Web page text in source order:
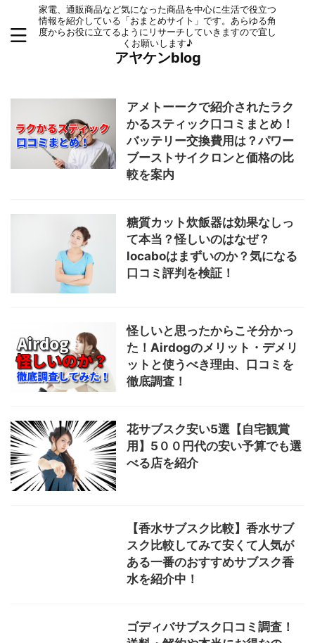
家電、通販商品など気になった商品を中心に生活で役立つ
情報を紹介している「おまとめサイト」です。あらゆる角
度からお役に立てるようにリサーチしていきますので宜し
くお願いします♪
アヤケンblog
アメトーークで紹介されたラク
かるスティック口コミまとめ！
バッテリー交換費用は？パワー
ブーストサイクロンと価格の比
較を案内
糖質カット炊飯器は効果なしっ
て本当？怪しいのはなぜ？
locaboはまずいのか？気になる
口コミ評判を検証！
怪しいと思ったからこそ分かっ
た！Airdogのメリット・デメリ
ットと使うべき理由、口コミを
徹底調査！
花サブスク安い5選【自宅観賞
用】5００円代の安い予算でも選
べる店を紹介
【香水サブスク比較】香水サブ
スク比較してみて安くて人気が
ある一番のおすすめサブスク香
水を紹介中！
ゴディバサブスク口コミ調査！